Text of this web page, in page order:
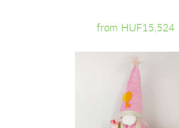
from HUF15,524